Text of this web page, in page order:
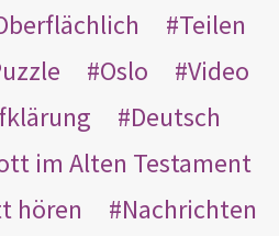
Teilen
Oslo
Video
Deutsch
im Alten Testament
hören
Nachrichten